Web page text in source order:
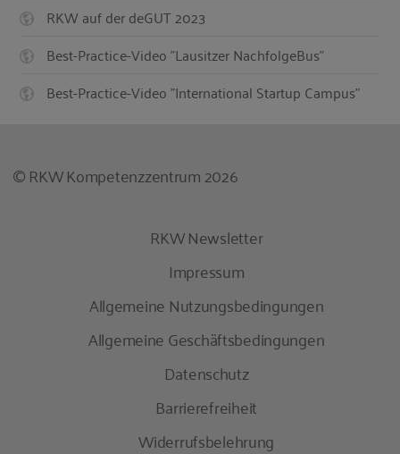
RKW auf der deGUT 2023
Best-Practice-Video "Lausitzer NachfolgeBus"
Best-Practice-Video "International Startup Campus"
© RKW Kompetenzzentrum 2026
RKW Newsletter
Impressum
Allgemeine Nutzungsbedingungen
Allgemeine Geschäftsbedingungen
Datenschutz
Barrierefreiheit
Widerrufsbelehrung